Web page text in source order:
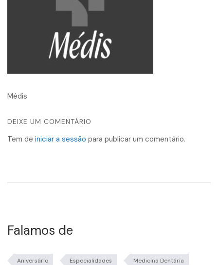
Médis
DEIXE UM COMENTÁRIO
Tem de iniciar a sessão para publicar um comentário.
Falamos de
Aniversário Especialidades Medicina Dentária